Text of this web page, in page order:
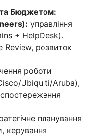
та Бюджетом:
управління
+ HelpDesk).
Review, розвиток
роботи
Ubiquiti/Aruba),
планування
керування